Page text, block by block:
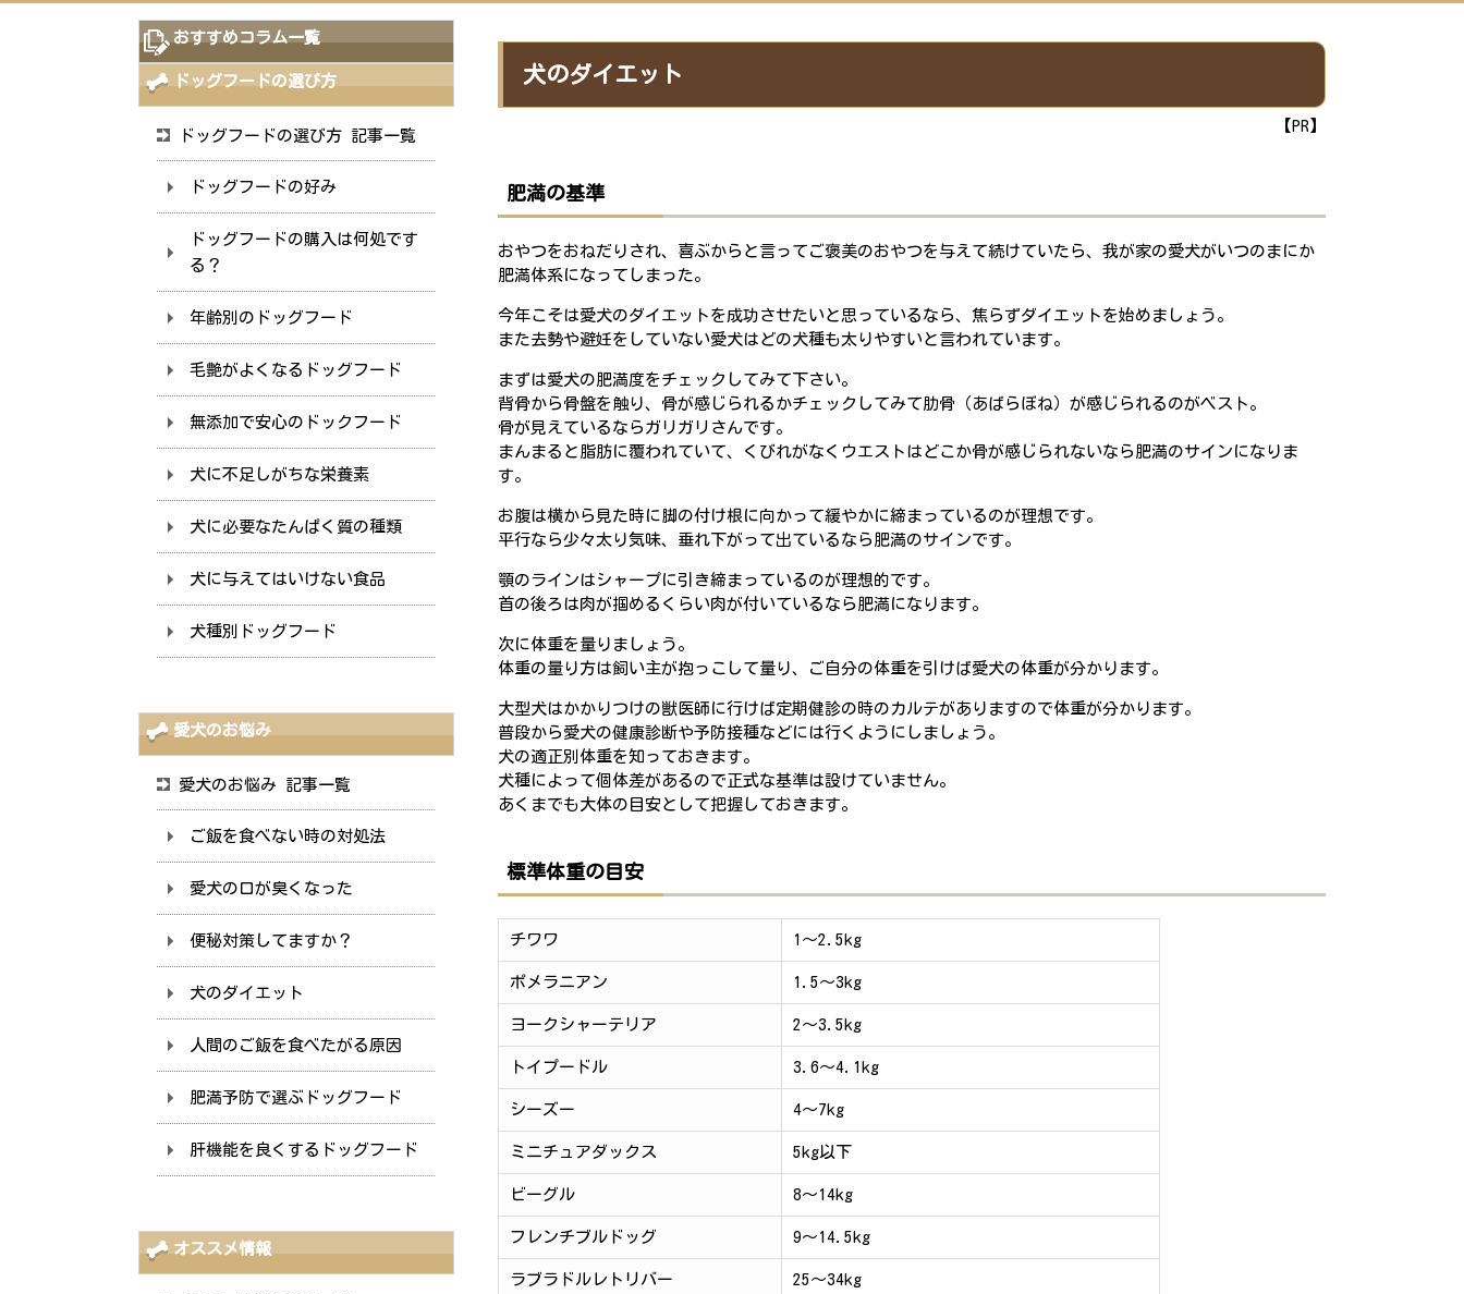
犬のダイエット
【PR】
肥満の基準
おやつをおねだりされ、喜ぶからと言ってご褒美のおやつを与えて続けていたら、我が家の愛犬がいつのまにか
肥満体系になってしまった。
今年こそは愛犬のダイエットを成功させたいと思っているなら、焦らずダイエットを始めましょう。
また去勢や避妊をしていない愛犬はどの犬種も太りやすいと言われています。
まずは愛犬の肥満度をチェックしてみて下さい。
背骨から骨盤を触り、骨が感じられるかチェックしてみて肋骨（あばらぼね）が感じられるのがベスト。
骨が見えているならガリガリさんです。
まんまると脂肪に覆われていて、くびれがなくウエストはどこか骨が感じられないなら肥満のサインになりま
す。
お腹は横から見た時に脚の付け根に向かって緩やかに締まっているのが理想です。
平行なら少々太り気味、垂れ下がって出ているなら肥満のサインです。
顎のラインはシャープに引き締まっているのが理想的です。
首の後ろは肉が掴めるくらい肉が付いているなら肥満になります。
次に体重を量りましょう。
体重の量り方は飼い主が抱っこして量り、ご自分の体重を引けば愛犬の体重が分かります。
大型犬はかかりつけの獣医師に行けば定期健診の時のカルテがありますので体重が分かります。
普段から愛犬の健康診断や予防接種などには行くようにしましょう。
犬の適正別体重を知っておきます。
犬種によって個体差があるので正式な基準は設けていません。
あくまでも大体の目安として把握しておきます。
標準体重の目安
チワワ 1～2.5kg
ポメラニアン 1.5～3kg
ヨークシャーテリア 2～3.5kg
トイプードル 3.6～4.1kg
シーズー 4～7kg
ミニチュアダックス 5kg以下
ビーグル 8～14kg
フレンチブルドッグ 9～14.5kg
ラブラドルレトリバー 25～34kg
おすすめコラム一覧
ドッグフードの選び方
ドッグフードの選び方 記事一覧
ドッグフードの好み
ドッグフードの購入は何処です
る？
年齢別のドッグフード
毛艶がよくなるドッグフード
無添加で安心のドックフード
犬に不足しがちな栄養素
犬に必要なたんぱく質の種類
犬に与えてはいけない食品
犬種別ドッグフード
愛犬のお悩み
愛犬のお悩み 記事一覧
ご飯を食べない時の対処法
愛犬の口が臭くなった
便秘対策してますか？
犬のダイエット
人間のご飯を食べたがる原因
肥満予防で選ぶドッグフード
肝機能を良くするドッグフード
オススメ情報